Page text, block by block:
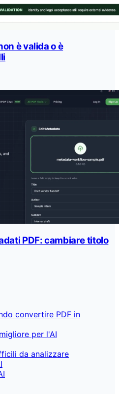
è valida o è
PDF: cambiare titolo
convertire PDF in
per l'AI
da analizzare